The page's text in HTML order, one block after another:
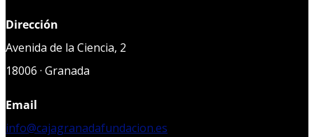
Dirección
Avenida de la Ciencia, 2
18006 · Granada
Email
info@cajagranadafundacion.es